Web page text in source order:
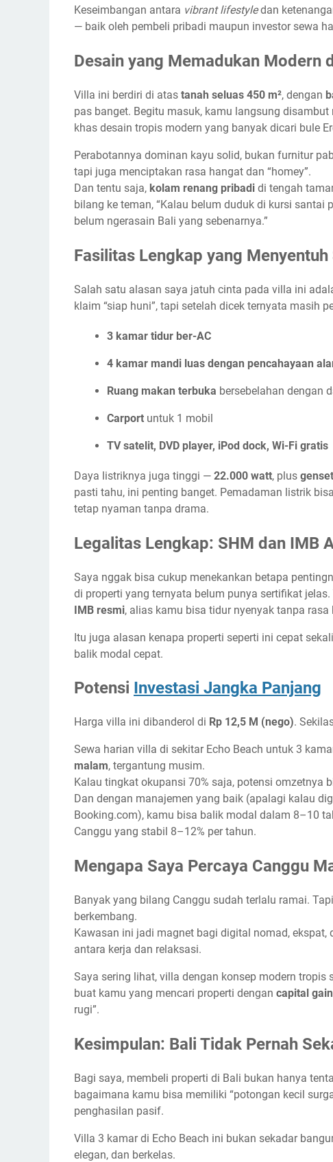
Keseimbangan antara vibrant lifestyledan
— baik oleh pembeli pribadi maupun investor sewa
Desain yang Memadukan Modern
Villa ini berdiri di atas tanah seluas 450 m², dengan
pas banget. Begitu masuk, kamu langsung
khas desain tropis modern yang banyak dicari bule
Perabotannya dominan kayu solid, bukan furnitur
tapi juga menciptakan rasa hangat dan “homey”.
Dan tentu saja, kolam renang pribadi di tengah
bilang ke teman, “Kalau belum duduk di kursi
belum ngerasain Bali yang sebenarnya.”
Fasilitas Lengkap yang
Salah satu alasan saya jatuh cinta pada villa ini
klaim “siap huni”, tapi setelah dicek ternyata masih
3 kamar tidur ber-AC
4 kamar mandi luas dengan pencahayaan
Ruang makan terbuka bersebelahan dengan
Carport untuk 1 mobil
TV satelit, DVD player, iPod dock, Wi-Fi gratis
Daya listriknya juga tinggi — 22.000 watt, plus
pasti tahu, ini penting banget. Pemadaman listrik
tetap nyaman tanpa drama.
Legalitas Lengkap: SHM dan IMB
Saya nggak bisa cukup menekankan betapa
di properti yang ternyata belum punya sertifikat
IMB resmi, alias kamu bisa tidur nyenyak tanpa rasa
Itu juga alasan kenapa properti seperti ini cepat
balik modal cepat.
Potensi Investasi Jangka Panjang
Harga villa ini dibanderol di Rp 12,5 M (nego).
Sewa harian villa di sekitar Echo Beach untuk 3
malam, tergantung musim.
Kalau tingkat okupansi 70% saja, potensi omzetnya
Dan dengan manajemen yang baik (apalagi kalau
Booking.com), kamu bisa balik modal dalam 8–10
Canggu yang stabil 8–12% per tahun.
Mengapa Saya Percaya Canggu
Banyak yang bilang Canggu sudah terlalu ramai.
berkembang.
Kawasan ini jadi magnet bagi digital nomad,
antara kerja dan relaksasi.
Saya sering lihat, villa dengan konsep modern
buat kamu yang mencari properti dengan capital
rugi”.
Kesimpulan: Bali Tidak Pernah
Bagi saya, membeli properti di Bali bukan hanya
bagaimana kamu bisa memiliki “potongan kecil
penghasilan pasif.
Villa 3 kamar di Echo Beach ini bukan sekadar
elegan, dan berkelas.